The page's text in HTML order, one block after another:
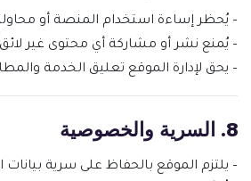
– يُحظر إساءة استخدام المنصة أو
– يُمنع نشر أو مشاركة أي محتوى غير
– يحق لإدارة الموقع تعليق الخدمة
8. السرية والخصوصية
– يلتزم الموقع بالحفاظ على سرية